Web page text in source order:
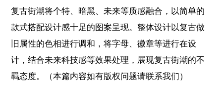
复古街潮将个特、暗黑、未来等质感融合，以简单的
款式搭配设计感十足的图案呈现。整体设计以复古做
旧属性的色相进行调和，将字母、徽章等进行在设
计，结合未来科技感等效果处理，展现复古街潮的不
羁态度。（本篇内容如有版权问题请联系我们）